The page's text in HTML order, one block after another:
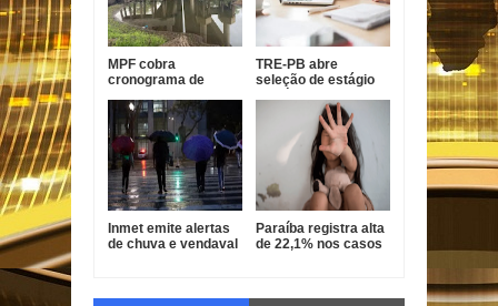
MPF cobra
cronograma de
BR-101 na Paraíba
TRE-PB abre
seleção de estágio
com bolsa de R$ 1,8
Inmet emite alertas
de chuva e vendaval
Paraíba registra alta
de 22,1% nos casos